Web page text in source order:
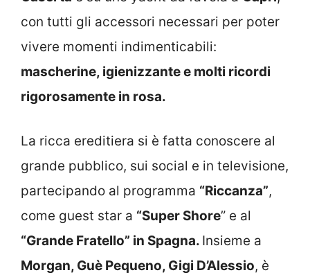
con tutti gli accessori necessari per poter
vivere momenti indimenticabili:
mascherine, igienizzante e molti ricordi
rigorosamente in rosa.
La ricca ereditiera si è fatta conoscere al
grande pubblico, sui social e in televisione,
partecipando al programma “Riccanza”,
come guest star a “Super Shore” e al
“Grande Fratello” in Spagna. Insieme a
Morgan, Guè Pequeno, Gigi D’Alessio, è